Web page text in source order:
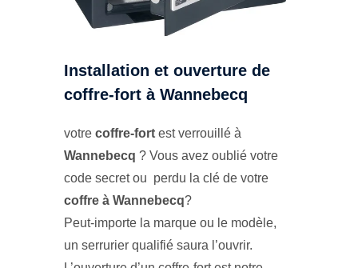
Installation et ouverture de
coffre-fort à Wannebecq
votre coffre-fort est verrouillé à
Wannebecq ? Vous avez oublié votre
code secret ou perdu la clé de votre
coffre à Wannebecq?
Peut-importe la marque ou le modèle,
un serrurier qualifié saura l’ouvrir.